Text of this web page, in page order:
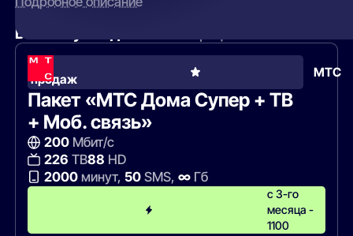
Вам могут подойти
Хит
продаж
МТС
Пакет «МТС Дома Супер + ТВ
+ Моб. связь»
200Мбит/с
226 ТВ88 HD
2000минут, 50SMS, ∞Гб
с 3-го
месяца -
1100